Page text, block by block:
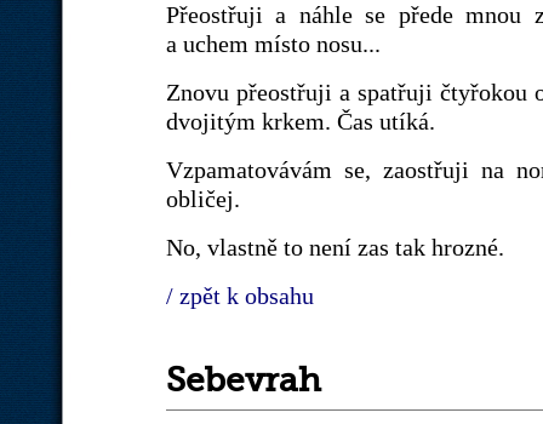
Přeostřuji a náhle se přede mnou
a uchem místo nosu...
Znovu přeostřuji a spatřuji čtyřokou
dvojitým krkem. Čas utíká.
Vzpamatovávám se, zaostřuji na
obličej.
No, vlastně to není zas tak hrozné.
/ zpět k obsahu
Sebevrah